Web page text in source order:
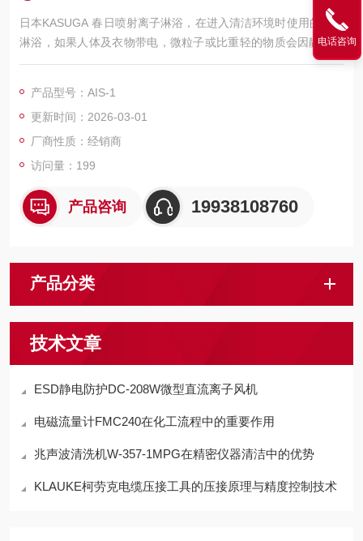
日本KASUGA 春日喷射离子淋浴，在进入清洁环境时使用的空气
淋浴，如果人体及衣物带电，微粒子或比重轻的物质会因静电附
着，无法完-全去除灰尘。AIS-1型通过沐浴离子空气，可以去除
产品型号：AIS-1
更新时间：2026-03-01
厂商性质：经销商
访问量：199
产品咨询 19938108760
产品分类
技术文章
ESD静电防护DC-208W微型直流离子风机
电磁流量计FMC240在化工流程中的重要作用
兆声波清洗机W-357-1MPG在精密仪器清洁中的优势
KLAUKE柯劳克电缆压接工具的压接原理与精度控制技术
电话咨询